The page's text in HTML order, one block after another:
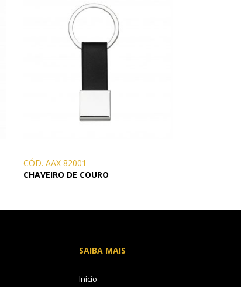
CÓD. AAX 82001
CHAVEIRO DE COURO
SAIBA MAIS
Início